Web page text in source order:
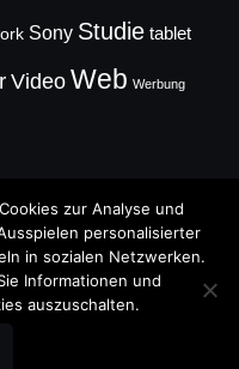
Sony Studie tablet
Video Web Werbung
zur Analyse und
personalisierter
in sozialen Netzwerken.
Informationen und
auszuschalten.